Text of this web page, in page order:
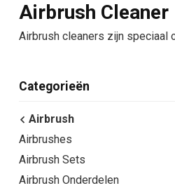
Airbrush Cleaner
Airbrush cleaners zijn speciaal
Categorieën
Airbrush
Airbrushes
Airbrush Sets
Airbrush Onderdelen